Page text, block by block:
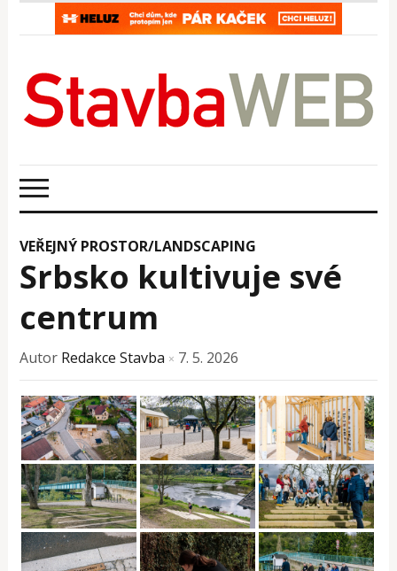
VEŘEJNÝ PROSTOR/LANDSCAPING
Srbsko kultivuje své
centrum
Autor Redakce Stavba × 7. 5. 2026